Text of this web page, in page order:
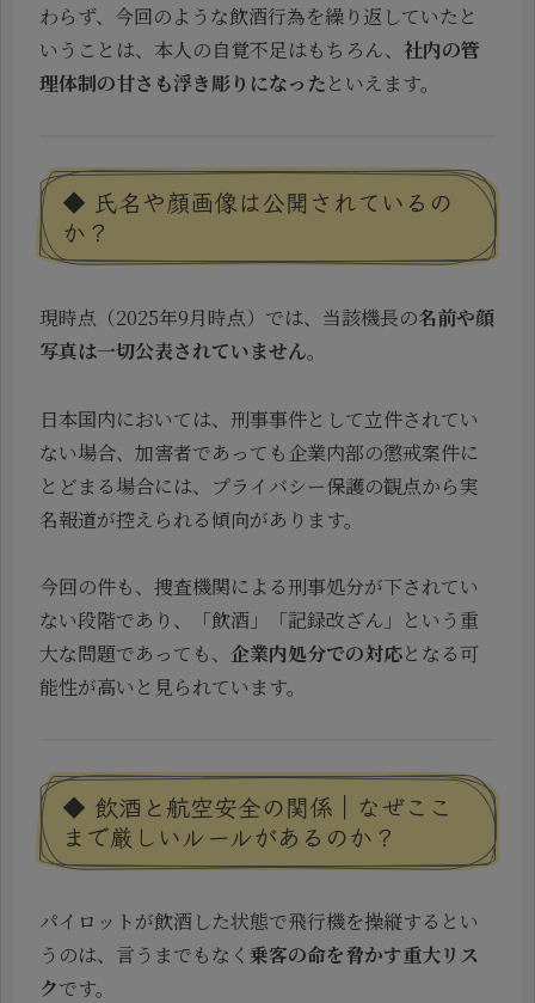
わらず、今回のような飲酒行為を繰り返していたと
いうことは、本人の自覚不足はもちろん、 社内の管
理体制の甘さも浮き彫りになったといえます。
◆ 氏名や顔画像は公開されているの
か？
現時点（2025年9月時点）では、当該機長の名前や顔
写真は一切公表されていません。
日本国内においては、刑事事件として立件されてい
ない場合、加害者であっても企業内部の懲戒案件に
とどまる場合には、プライバシー保護の観点から実
名報道が控えられる傾向があります。
今回の件も、捜査機関による刑事処分が下されてい
ない段階であり、「飲酒」「記録改ざん」という重
大な問題であっても、 企業内処分での対応となる可
能性が高いと見られています。
◆ 飲酒と航空安全の関係｜なぜここ
まで厳しいルールがあるのか？
パイロットが飲酒した状態で飛行機を操縦するとい
うのは、言うまでもなく 乗客の命を脅かす重大リス
クです。